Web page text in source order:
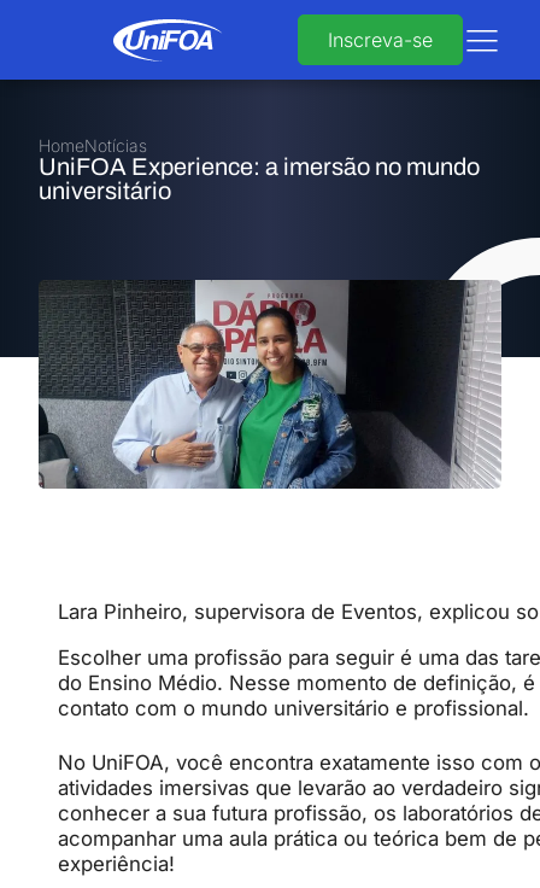
Inscreva-se
HomeNotícias
UniFOA Experience: a imersão no mundo
universitário
Lara Pinheiro, supervisora de Eventos, explicou
Escolher uma profissão para seguir é uma das
do Ensino Médio. Nesse momento de definição,
contato com o mundo universitário e profissional.
No UniFOA, você encontra exatamente isso com
atividades imersivas que levarão ao verdadeiro
conhecer a sua futura profissão, os laboratórios
acompanhar uma aula prática ou teórica bem de
experiência!